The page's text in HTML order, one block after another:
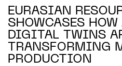
EURASIAN
SHOWCASES
DIGITAL TWINS
TRANSFORMING
PRODUCTION